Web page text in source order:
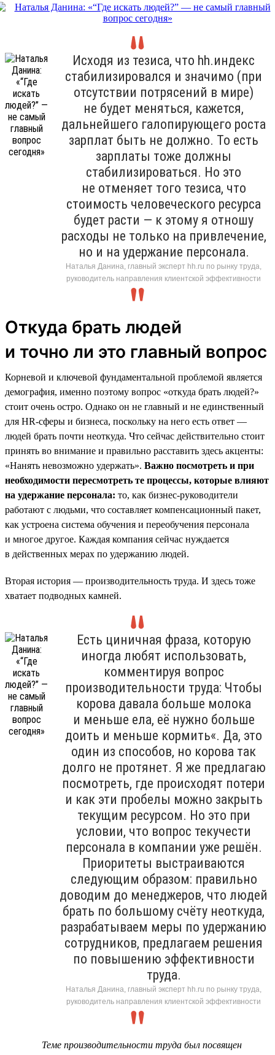
Исходя из тезиса, что hh.индекс
стабилизировался и значимо (при
отсутствии потрясений в мире)
не будет меняться, кажется,
дальнейшего галопирующего роста
зарплат быть не должно. То есть
зарплаты тоже должны
стабилизироваться. Но это
не отменяет того тезиса, что
стоимость человеческого ресурса
будет расти — к этому я отношу
расходы не только на привлечение,
но и на удержание персонала.
Наталья Данина, главный эксперт hh.ru по рынку труда,
руководитель направления клиентской эффективности
Откуда брать людей
и точно ли это главный вопрос
Корневой и ключевой фундаментальной проблемой является
демография, именно поэтому вопрос «откуда брать людей?»
стоит очень остро. Однако он не главный и не единственный
для HR-сферы и бизнеса, поскольку на него есть ответ —
людей брать почти неоткуда. Что сейчас действительно стоит
принять во внимание и правильно расставить здесь акценты:
«Нанять невозможно удержать». Важно посмотреть и при
необходимости пересмотреть те процессы, которые влияют
на удержание персонала: то, как бизнес-руководители
работают с людьми, что составляет компенсационный пакет,
как устроена система обучения и переобучения персонала
и многое другое. Каждая компания сейчас нуждается
в действенных мерах по удержанию людей.
Вторая история — производительность труда. И здесь тоже
хватает подводных камней.
Есть циничная фраза, которую
иногда любят использовать,
комментируя вопрос
производительности труда: Чтобы
корова давала больше молока
и меньше ела, её нужно больше
доить и меньше кормить«. Да, это
один из способов, но корова так
долго не протянет. Я же предлагаю
посмотреть, где происходят потери
и как эти пробелы можно закрыть
текущим ресурсом. Но это при
условии, что вопрос текучести
персонала в компании уже решён.
Приоритеты выстраиваются
следующим образом: правильно
доводим до менеджеров, что людей
брать по большому счёту неоткуда,
разрабатываем меры по удержанию
сотрудников, предлагаем решения
по повышению эффективности
труда.
Наталья Данина, главный эксперт hh.ru по рынку труда,
руководитель направления клиентской эффективности
Теме производительности труда был посвящен